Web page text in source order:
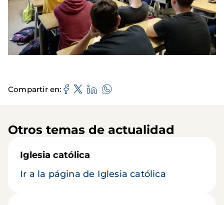
Compartir en
Otros temas de actualidad
Iglesia católica
Ir a la página de Iglesia católica